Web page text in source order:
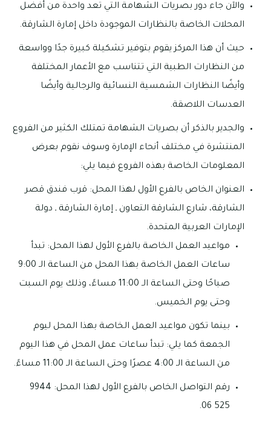
والآن جاء دور بصريات الشهامة التي تعد واحدة من أفضل
المحلات الخاصة بالنظارات الموجودة داخل إمارة الشارقة.
حيث أن هذا المركز يقوم بتوفير تشكيلة كبيرة جدًا وواسعة
من النظارات الطبية التي تتناسب مع الأعمار المختلفة
وأيضًا النظارات الشمسية النسائية والرجالية وأيضًا
العدسات اللاصقة.
والجدير بالذكر أن بصريات الشهامة تمتلك الكثير من الفروع
المنتشرة في مختلف أنحاء الإمارة وسوف نقوم بعرض
المعلومات الخاصة بهذه الفروع فيما يلي:
العنوان الخاص بالفرع الأول لهذا المحل: قرب فندق قصر
الشارقة، شارع الشارقة التعاون ـ إمارة الشارقة ـ دولة
الإمارات العربية المتحدة.
مواعيد العمل الخاصة بالفرع الأول لهذا المحل: تبدأ
ساعات العمل الخاصة بهذا المحل من الساعة الـ 9:00
صباحًا وحتى الساعة الـ 11:00 مساءً، وذلك يوم السبت
وحتى يوم الخميس.
بينما تكون مواعيد العمل الخاصة بهذا المحل ليوم
الجمعة كما يلي: تبدأ ساعات عمل المحل في هذا اليوم
من الساعة الـ 4:00 عصرًا وحتى الساعة الـ 11:00 مساءً.
رقم التواصل الخاص بالفرع الأول لهذا المحل: 9944
525 06.